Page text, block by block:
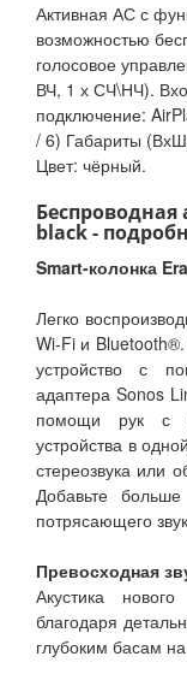
Активная АС с
возможностью
голосовое
ВЧ, 1 х СЧ\НЧ).
подключение:
/ 6) Габариты
Цвет: чёрный.
Беспроводная
black -
Smart-колонка
Легко
Wi-Fi и
устройство с
адаптера Sonos
помощи рук с
устройства в
стереозвука или
Добавьте
потрясающего
Превосходная
Акустика
благодаря
глубоким басам